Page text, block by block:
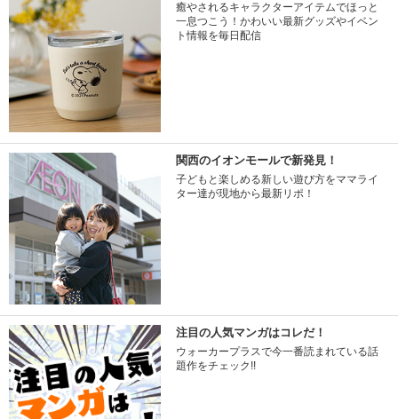
癒やされるキャラクターアイテムでほっと
一息つこう！かわいい最新グッズやイベン
ト情報を毎日配信
関西のイオンモールで新発見！
子どもと楽しめる新しい遊び方をママライ
ター達が現地から最新リポ！
注目の人気マンガはコレだ！
ウォーカープラスで今一番読まれている話
題作をチェック!!